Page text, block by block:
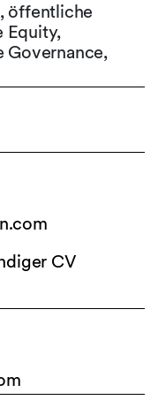
öffentliche
Equity,
Governance,
CV